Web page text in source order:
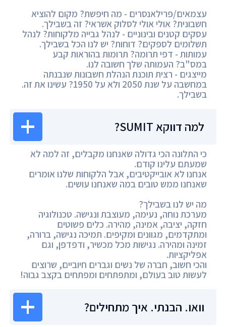
עצמאים/פרילאנסרים - מה חיפשת? מקום להוציא
חשבונית? אולי אולי לסלוק אשראי? זה בשבילך.
עסקים קטנים ובינוניים - לנהל גבייה מלקוחות? לנהל
תשלומים לספקים? דוחות? יש לנו הכל בשבילך.
עמותות - דפי תרומה? תרומות בהוראות קבע
במס"ב? העמותה שלך חשובה לנו.
מייצגים - רצית תוכנת הנהלת חשבונות שנבנתה
במחשבה על שנת 2050 ולא על 1950? עשינו את זה.
בשבילך.
למה דווקא SUMIT?
כי התלונה הכי גדולה שאנחנו מקבלים, זה למה לא
שמעתם עלינו קודם.
אנחנו לא אובייקטיבים, אבל הלקוחות שלנו אומרים
שאנחנו ממש טובים במה שאנחנו עושים.
מה יש לנו בשבילך?
מערכת נוחה, נעימה, מעוצבת ונגישה. טכנולוגיה
חזקה, יציבה, אמינה, מהירה. כלים פשוטים
ומתקדמים, מגוונים ומקיפים. תמיכה נגישה, ברורה,
זמינה ומהירה. נגישות מכל מכשיר, ודפדפן, וגם
אפליקציות.
והכי חשוב, חברה של נשים וגברים חיוביים, שרוצים
לעשות טוב בעולם, ומתפתחים ומפתחים בקצב גבוה!
וואו. הבנתי. איך מתחילים?